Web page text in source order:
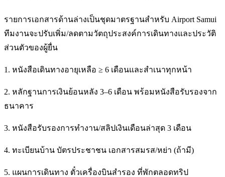
รายการเอกสารด้านล่างเป็นชุดมาตรฐานสำหรับ Airport Samui
ทีมงานจะปรับเพิ่ม/ลดตามวัตถุประสงค์การเดินทางและประวัติ
ส่วนตัวของผู้ยื่น
1. หนังสือเดินทางอายุเหลือ ≥ 6 เดือนและสำเนาทุกหน้า
2. หลักฐานการเงินย้อนหลัง 3–6 เดือน พร้อมหนังสือรับรองจาก
ธนาคาร
3. หนังสือรับรองการทำงาน/สลิปเงินเดือนล่าสุด 3 เดือน
4. ทะเบียนบ้าน บัตรประชาชน เอกสารสมรส/หย่า (ถ้ามี)
5. แผนการเดินทาง ตั๋วเครื่องบินสำรอง ที่พักตลอดทริป